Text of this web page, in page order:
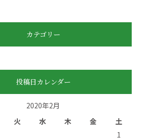
カテゴリー
投稿日カレンダー
2020年2月
火 水 木 金 土
1